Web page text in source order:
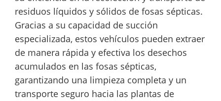
residuos líquidos y sólidos de fosas sépticas.
Gracias a su capacidad de succión
especializada, estos vehículos pueden extraer
de manera rápida y efectiva los desechos
acumulados en las fosas sépticas,
garantizando una limpieza completa y un
transporte seguro hacia las plantas de